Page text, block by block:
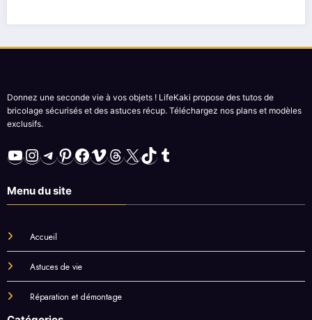
Donnez une seconde vie à vos objets ! LifeKaki propose des tutos de
bricolage sécurisés et des astuces récup. Téléchargez nos plans et modèles
exclusifs.
YouTube
Instagram
Telegram
Pinterest
Facebook
Vimeo
Threads
X TikTokTumblr
Menu du site
Accueil
Astuces de vie
Réparation et démontage